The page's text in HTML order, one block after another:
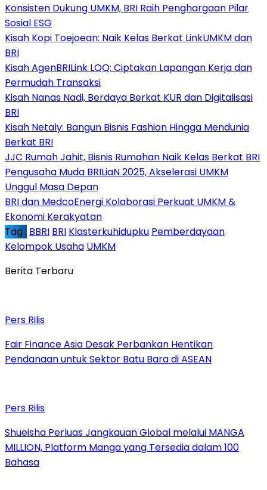
Konsisten Dukung UMKM, BRI Raih Penghargaan Pilar
Sosial ESG
Kisah Kopi Toejoean: Naik Kelas Berkat LinkUMKM dan
BRI
Kisah AgenBRILink LQQ: Ciptakan Lapangan Kerja dan
Permudah Transaksi
Kisah Nanas Nadi, Berdaya Berkat KUR dan Digitalisasi
BRI
Kisah Netaly: Bangun Bisnis Fashion Hingga Mendunia
Berkat BRI
JJC Rumah Jahit, Bisnis Rumahan Naik Kelas Berkat BRI
Pengusaha Muda BRILiaN 2025, Akselerasi UMKM
Unggul Masa Depan
BRI dan MedcoEnergi Kolaborasi Perkuat UMKM &
Ekonomi Kerakyatan
Tag : BBRI BRI Klasterkuhidupku Pemberdayaan
Kelompok Usaha UMKM
Berita Terbaru
Pers Rilis
Fair Finance Asia Desak Perbankan Hentikan
Pendanaan untuk Sektor Batu Bara di ASEAN
Pers Rilis
Shueisha Perluas Jangkauan Global melalui MANGA
MILLION, Platform Manga yang Tersedia dalam 100
Bahasa